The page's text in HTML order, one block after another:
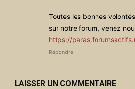
Toutes les bonnes
sur notre forum, venez
https://
Répondre
LAISSER UN COMMENTAIRE